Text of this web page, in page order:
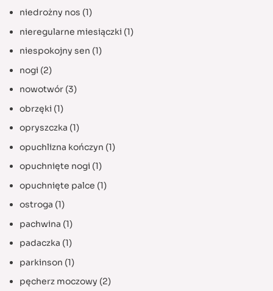
niedrożny nos (1)
nieregularne miesiączki (1)
niespokojny sen (1)
nogi (2)
nowotwór(3)
obrzęki (1)
opryszczka (1)
opuchlizna kończyn (1)
opuchnięte nogi (1)
opuchnięte palce (1)
ostroga (1)
pachwina (1)
padaczka (1)
parkinson (1)
pęcherz moczowy (2)